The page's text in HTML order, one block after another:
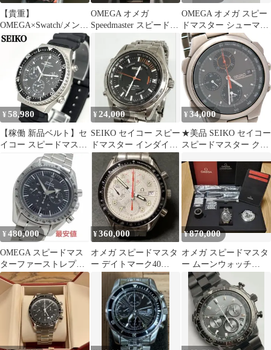
【貴重】
OMEGA×Swatch/メンズ
腕時計/LAVA/SO33O100
OMEGA オメガ
Speedmaster スピードマ
OMEGA オメガ スピー
ドマスター シューマッ
ハ 自動巻 本体のみ 稼
働品
¥ 58,980
【稼働 新品ベルト】セ
イコー スピードマスタ
ー クロノグラフ 腕時計
ウェーブ
¥24,000
SEIKO セイコー スピー
ドマスター インダイヤ
ル 6M26-6000 稼働品
¥ 34,000
★美品 SEIKO セイコー
スピードマスター クロ
QZ 動作品 チタニウム
¥ 480,000
OMEGA スピードマス
ターファーストレプリ
カ Ref. 3594.50.00
¥360,000
オメガ スピードマスタ
ー デイトマーク40
3513.33 40周年を記念モ
¥870,000
オメガ スピードマスタ
ー ムーンウォッチ
311.30.42.30.01.005